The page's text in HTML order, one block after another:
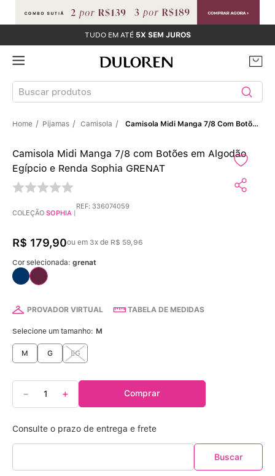
TUDO EM ATÉ 5X SEM JUROS
Buscar produtos
Pijamas Camisola Camisola Midi Manga 7/8 Com Botões Em Algodão Egípcio E Renda Sophia GRENAT
Camisola Midi Manga 7/8 com Botões em Algodão
Egípcio e Renda Sophia GRENAT
COLEÇÃO SOPHIA |
REF: 336074059
R$ 179,90ou em 3x de R$ 59,96
Cor selecionada: grenat
PROVADOR VIRTUAL TABELA DE MEDIDAS
Selecione um tamanho: M
M G EG
＋
－ Comprar
TERMOS MAIS BUSCADOS
1º Sutiãs
2º Calcinhas
3 º Sutiã Bojo
4º Conjunto
º
6º Calcinha Cintura Alta
Modal
º Algodão Egípcio
10º Sutiã Sustentação